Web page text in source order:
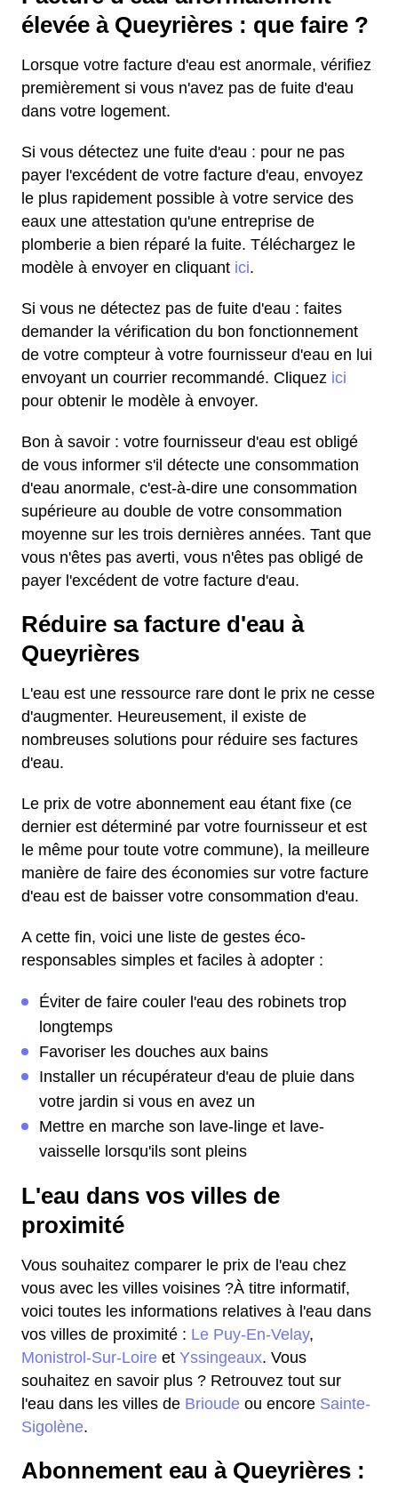
élevée à Queyrières : que faire ?
Lorsque votre facture d'eau est anormale, vérifiez
premièrement si vous n'avez pas de fuite d'eau
dans votre logement.
Si vous détectez une fuite d'eau : pour ne pas
payer l'excédent de votre facture d'eau, envoyez
le plus rapidement possible à votre service des
eaux une attestation qu'une entreprise de
plomberie a bien réparé la fuite. Téléchargez le
modèle à envoyer en cliquant ici.
Si vous ne détectez pas de fuite d'eau : faites
demander la vérification du bon fonctionnement
de votre compteur à votre fournisseur d'eau en lui
envoyant un courrier recommandé. Cliquez ici
pour obtenir le modèle à envoyer.
Bon à savoir : votre fournisseur d'eau est obligé
de vous informer s'il détecte une consommation
d'eau anormale, c'est-à-dire une consommation
supérieure au double de votre consommation
moyenne sur les trois dernières années. Tant que
vous n'êtes pas averti, vous n'êtes pas obligé de
payer l'excédent de votre facture d'eau.
Réduire sa facture d'eau à
Queyrières
L'eau est une ressource rare dont le prix ne cesse
d'augmenter. Heureusement, il existe de
nombreuses solutions pour réduire ses factures
d'eau.
Le prix de votre abonnement eau étant fixe (ce
dernier est déterminé par votre fournisseur et est
le même pour toute votre commune), la meilleure
manière de faire des économies sur votre facture
d'eau est de baisser votre consommation d'eau.
A cette fin, voici une liste de gestes éco-
responsables simples et faciles à adopter :
Éviter de faire couler l'eau des robinets trop
longtemps
Favoriser les douches aux bains
Installer un récupérateur d'eau de pluie dans
votre jardin si vous en avez un
Mettre en marche son lave-linge et lave-
vaisselle lorsqu'ils sont pleins
L'eau dans vos villes de
proximité
Vous souhaitez comparer le prix de l'eau chez
vous avec les villes voisines ?À titre informatif,
voici toutes les informations relatives à l'eau dans
vos villes de proximité : Le Puy-En-Velay,
Monistrol-Sur-Loire et Yssingeaux. Vous
souhaitez en savoir plus ? Retrouvez tout sur
l'eau dans les villes de Brioude ou encore Sainte-
Sigolène.
Abonnement eau à Queyrières :